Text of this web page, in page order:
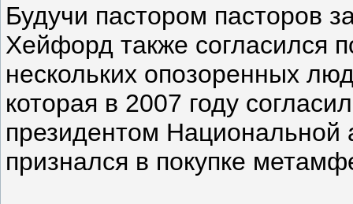
Будучи пастором пасторов
Хейфорд также согласился
нескольких опозоренных
которая в 2007 году
президентом Национальной
признался в покупке